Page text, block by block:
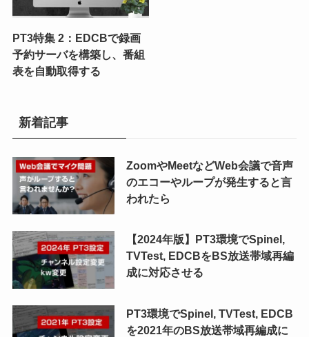
PT3特集 2：EDCBで録画
予約サーバを構築し、番組
表を自動取得する
新着記事
ZoomやMeetなどWeb会議で音声
のエコーやループが発生すると言
われたら
【2024年版】PT3環境でSpinel,
TVTest, EDCBをBS放送帯域再編
成に対応させる
PT3環境でSpinel, TVTest, EDCB
を2021年のBS放送帯域再編成に